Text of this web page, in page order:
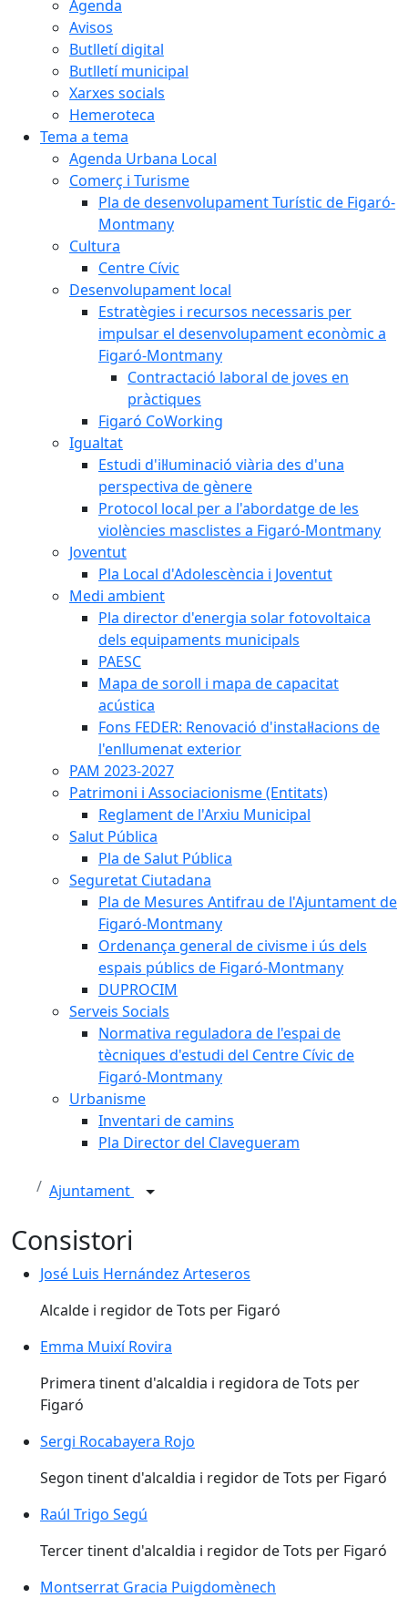
Agenda
Avisos
Butlletí digital
Butlletí municipal
Xarxes socials
Hemeroteca
Tema a tema
Agenda Urbana Local
Comerç i Turisme
Pla de desenvolupament Turístic de Figaró-
Montmany
Cultura
Centre Cívic
Desenvolupament local
Estratègies i recursos necessaris per
impulsar el desenvolupament econòmic a
Figaró-Montmany
Contractació laboral de joves en
pràctiques
Figaró CoWorking
Igualtat
Estudi d'il·luminació viària des d'una
perspectiva de gènere
Protocol local per a l'abordatge de les
violències masclistes a Figaró-Montmany
Joventut
Pla Local d'Adolescència i Joventut
Medi ambient
Pla director d'energia solar fotovoltaica
dels equipaments municipals
PAESC
Mapa de soroll i mapa de capacitat
acústica
Fons FEDER: Renovació d'instal·lacions de
l'enllumenat exterior
PAM 2023-2027
Patrimoni i Associacionisme (Entitats)
Reglament de l'Arxiu Municipal
Salut Pública
Pla de Salut Pública
Seguretat Ciutadana
Pla de Mesures Antifrau de l'Ajuntament de
Figaró-Montmany
Ordenança general de civisme i ús dels
espais públics de Figaró-Montmany
DUPROCIM
Serveis Socials
Normativa reguladora de l'espai de
tècniques d'estudi del Centre Cívic de
Figaró-Montmany
Urbanisme
Inventari de camins
Pla Director del Clavegueram
Ajuntament
Consistori
José Luis Hernández Arteseros
Alcalde i regidor de Tots per Figaró
Emma Muixí Rovira
Primera tinent d'alcaldia i regidora de Tots per
Figaró
Sergi Rocabayera Rojo
Segon tinent d'alcaldia i regidor de Tots per Figaró
Raúl Trigo Segú
Tercer tinent d'alcaldia i regidor de Tots per Figaró
Montserrat Gracia Puigdomènech